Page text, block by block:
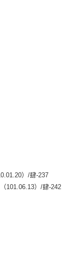
）/肆-237
）/肆-242